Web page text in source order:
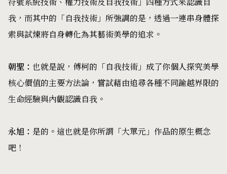
符號系統技術、權力技術及自我技術」四種方式來認識自
我，而其中的「自我技術」所強調的是，透過一連串身體探
索與試煉將自身轉化為其藝術美學的追求。
朝聖： 也就是說，傅柯的「自我技術」成了你個人探究美學
核心價值的主要方法論，嘗試藉由追尋各種不同踰越界限的
生命經驗與內觀認識自我。
永旭： 是的。這也就是你所謂「大單元」作品的原生概念
吧！